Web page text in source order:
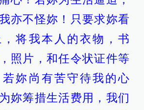
亦不怪妳！只要求妳看
将我本人的衣物，书
照片，和任令状证件等
妳尚有苦守待我的心
妳筹措生活费用，我们